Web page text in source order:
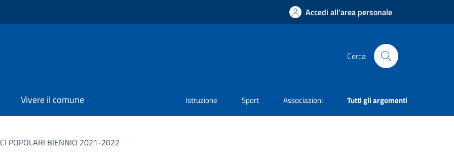
Accedi all'area personale
Cerca
Vivere il comune Istruzione Sport Associazioni Tutti gli argomenti
POPOLARI BIENNIO 2021-2022